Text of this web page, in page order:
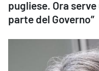
pugliese. Ora
parte del Governo”